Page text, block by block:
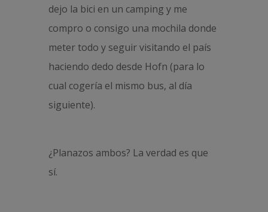
dejo la bici en un camping y me
compro o consigo una mochila donde
meter todo y seguir visitando el país
haciendo dedo desde Hofn (para lo
cual cogería el mismo bus, al día
siguiente).
¿Planazos ambos? La verdad es que
sí.